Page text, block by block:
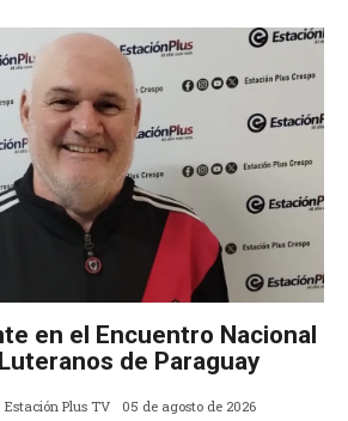
en el Encuentro Nacional
de Paraguay
Estación Plus TV 05 de agosto de 2026